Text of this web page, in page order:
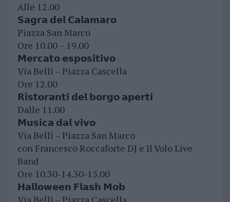
Alle 12.00
𝗦𝗮𝗴𝗿𝗮 𝗱𝗲𝗹 𝗖𝗮𝗹𝗮𝗺𝗮𝗿𝗼
Piazza San Marco
Ore 10.00 – 19.00
𝗠𝗲𝗿𝗰𝗮𝘁𝗼 𝗲𝘀𝗽𝗼𝘀𝗶𝘁𝗶𝘃𝗼
Via Belli – Piazza Cascella
Ore 12.00
𝗥𝗶𝘀𝘁𝗼𝗿𝗮𝗻𝘁𝗶 𝗱𝗲𝗹 𝗯𝗼𝗿𝗴𝗼 𝗮𝗽𝗲𝗿𝘁𝗶
Dalle 11.00
𝗠𝘂𝘀𝗶𝗰𝗮 𝗱𝗮𝗹 𝘃𝗶𝘃𝗼
Via Belli – Piazza San Marco
con Francesco Roccaforte DJ e Il Volo Live
Band
Ore 10.30-14.30-15.00
𝗛𝗮𝗹𝗹𝗼𝘄𝗲𝗲𝗻 𝗙𝗹𝗮𝘀𝗵 𝗠𝗼𝗯